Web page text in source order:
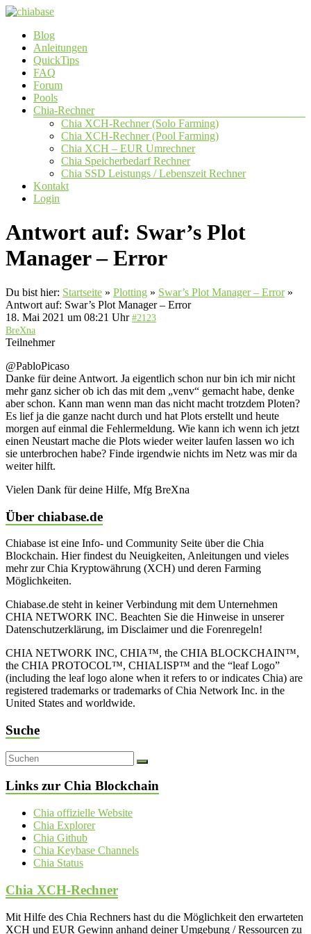
Zum
springen
chiabase
CHIA
Info-
Community
Seite
Menü
Blog
Anleitungen
QuickTips
FAQ
Forum
Pools
Chia-Rechner
Chia XCH-Rechner (Solo Farming)
Chia XCH-Rechner (Pool Farming)
Chia XCH – EUR Umrechner
Chia Speicherbedarf Rechner
Chia SSD Leistungs / Lebenszeit Rechner
Kontakt
Login
Antwort auf: Swar’s Plot
Manager – Error
Du bist hier: Startseite » Plotting » Swar’s Plot Manager – Error»
Antwort auf: Swar’s Plot Manager – Error
18. Mai 2021 um 08:21 Uhr #2123
BreXna
Teilnehmer
@PabloPicaso
Danke für deine Antwort. Ja eigentlich schon nur bin ich mir nicht
mehr ganz sicher ob ich das mit dem „venv“ gemacht habe, denke
aber schon. Kann man wenn man das nicht macht trotzdem Ploten?
Es lief ja die ganze nacht durch und hat Plots erstellt und heute
morgen auf einmal die Fehlermeldung. Wie kann ich wenn ich jetzt
einen Neustart mache die Plots wieder weiter laufen lassen wo ich
sie unterbrochen habe? Finde irgendwie nichts im Netz was mir da
weiter hilft.
Vielen Dank für deine Hilfe, Mfg BreXna
Über chiabase.de
Chiabase ist eine Info- und Community Seite über die Chia
Blockchain. Hier findest du Neuigkeiten, Anleitungen und vieles
mehr zur Chia Kryptowährung (XCH) und deren Farming
Möglichkeiten.
Chiabase.de steht in keiner Verbindung mit dem Unternehmen
CHIA NETWORK INC. Beachten Sie die Hinweise in unserer
Datenschutzerklärung, im Disclaimer und die Forenregeln!
CHIA NETWORK INC, CHIA™, the CHIA BLOCKCHAIN™,
the CHIA PROTOCOL™, CHIALISP™ and the “leaf Logo”
(including the leaf logo alone when it refers to or indicates Chia) are
registered trademarks or trademarks of Chia Network Inc. in the
United States and worldwide.
Suche
Links zur Chia Blockchain
Chia offizielle Website
Chia Explorer
Chia Github
Chia Keybase Channels
Chia Status
Chia XCH-Rechner
Mit Hilfe des Chia Rechners hast du die Möglichkeit den erwarteten
XCH und EUR Gewinn anhand deiner Umgebung / Ressourcen zu